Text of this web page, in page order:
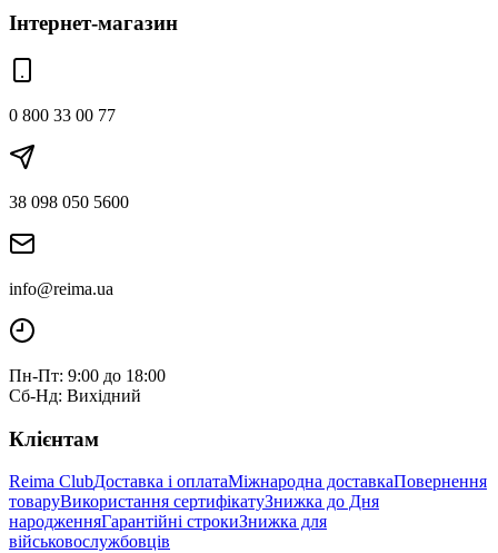
Інтернет-магазин
0 800 33 00 77
38 098 050 5600
info@reima.ua
Пн-Пт: 9:00 до 18:00
Сб-Нд: Вихідний
Клієнтам
Reima ClubДоставка і оплатаМіжнародна доставкаПовернення
товаруВикористання сертифікатуЗнижка до Дня
народженняГарантійні строкиЗнижка для
військовослужбовців